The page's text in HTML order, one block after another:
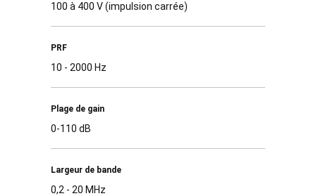
100 à 400 V (impulsion carrée)
PRF
10 - 2000 Hz
Plage de gain
0-110 dB
Largeur de bande
0,2 - 20 MHz